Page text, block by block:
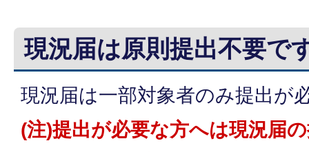
現況届は原則提出不要で
現況届は一部対象者のみ提出が
(注)提出が必要な方へは現況届